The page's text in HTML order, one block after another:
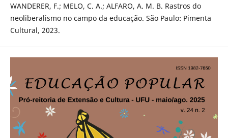
WANDERER, F.; MELO, C. A.; ALFARO, A. M. B. Rastros do
neoliberalismo no campo da educação. São Paulo: Pimenta
Cultural, 2023.